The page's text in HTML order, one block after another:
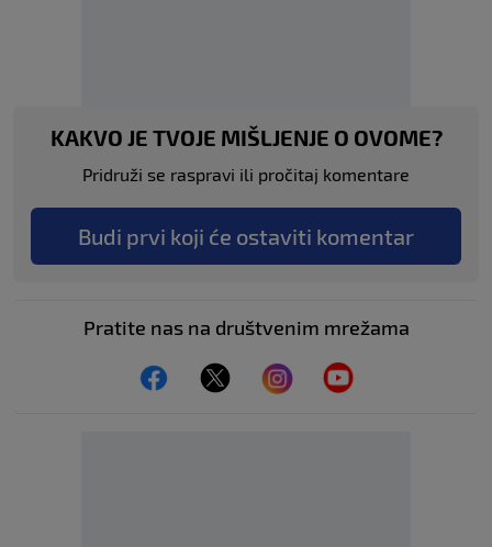
KAKVO JE TVOJE MIŠLJENJE O OVOME?
Pridruži se raspravi ili pročitaj komentare
Budi prvi koji će ostaviti komentar
Pratite nas na društvenim mrežama